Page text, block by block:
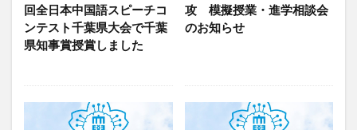
回全日本中国語スピーチコ
ンテスト千葉県大会で千葉
県知事賞授賞しました
攻 模擬授業・進学相談会
のお知らせ